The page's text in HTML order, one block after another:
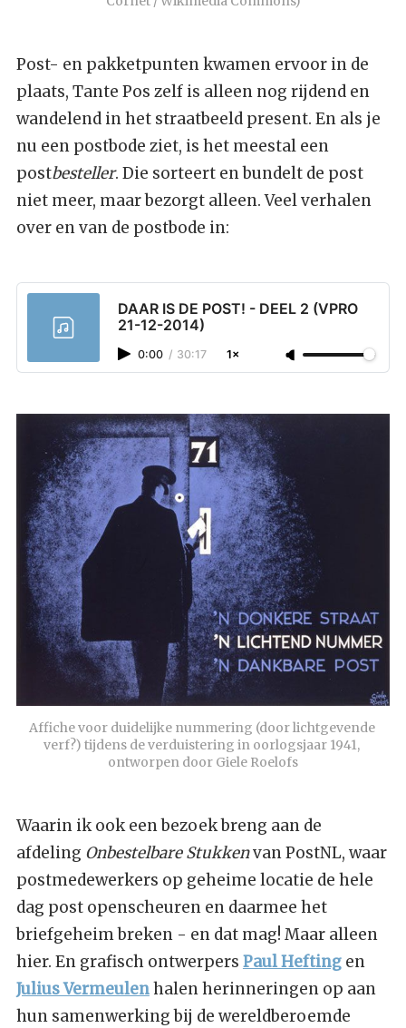
Post- en pakketpunten kwamen ervoor in de
plaats, Tante Pos zelf is alleen nog rijdend en
wandelend in het straatbeeld present. En als je
nu een postbode ziet, is het meestal een
postbesteller. Die sorteert en bundelt de post
niet meer, maar bezorgt alleen. Veel verhalen
over en van de postbode in:
DAAR IS DE POST! - DEEL 2 (VPRO
21-12-2014)
0:00 / 30:17 1×
Affiche voor duidelijke nummering (door lichtgevende
verf?) tijdens de verduistering in oorlogsjaar 1941,
ontworpen door Giele Roelofs
Waarin ik ook een bezoek breng aan de
afdeling Onbestelbare Stukkenvan PostNL, waar
postmedewerkers op geheime locatie de hele
dag post openscheuren en daarmee het
briefgeheim breken - en dat mag! Maar alleen
hier. En grafisch ontwerpers Paul Heftingen
Julius Vermeulenhalen herinneringen op aan
hun samenwerking bij de wereldberoemde